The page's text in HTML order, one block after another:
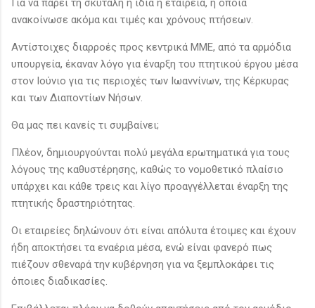
Για να πάρει τη σκυτάλη η ίδια η εταιρεία, η οποία
ανακοίνωσε ακόμα και τιμές και χρόνους πτήσεων.
Αντίστοιχες διαρροές προς κεντρικά ΜΜΕ, από τα αρμόδια
υπουργεία, έκαναν λόγο για έναρξη του πτητικού έργου μέσα
στον Ιούνιο για τις περιοχές των Ιωαννίνων, της Κέρκυρας
και των Διαποντίων Νήσων.
Θα μας πει κανείς τι συμβαίνει;
Πλέον, δημιουργούνται πολύ μεγάλα ερωτηματικά για τους
λόγους της καθυστέρησης, καθώς το νομοθετικό πλαίσιο
υπάρχει και κάθε τρεις και λίγο προαγγέλλεται έναρξη της
πτητικής δραστηριότητας.
Οι εταιρείες δηλώνουν ότι είναι απόλυτα έτοιμες και έχουν
ήδη αποκτήσει τα εναέρια μέσα, ενώ είναι φανερό πως
πιέζουν σθεναρά την κυβέρνηση για να ξεμπλοκάρει τις
όποιες διαδικασίες.